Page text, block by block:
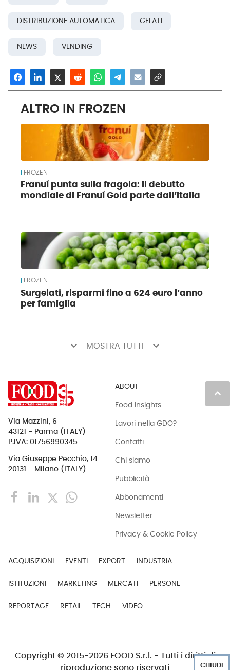
DISTRIBUZIONE AUTOMATICA GELATI
NEWS VENDING
ALTRO IN FROZEN
FROZEN
Franuí punta sulla fragola: il debutto
mondiale di Franuí Gold parte dall’Italia
FROZEN
Surgelati, risparmi fino a 624 euro l’anno
per famiglia
keyboard_arrow_down MOSTRA TUTTI keyboard_arrow_down
keyboard_arrow_up
Via Mazzini, 6
43121 - Parma (ITALY)
P.IVA: 01756990345
Via Giuseppe Pecchio, 14
20131 - Milano (ITALY)
ABOUT
Food Insights
Lavori nella GDO?
Contatti
Chi siamo
Pubblicità
Abbonamenti
Newsletter
Privacy & Cookie Policy
ACQUISIZIONI EVENTI EXPORT INDUSTRIA
ISTITUZIONI MARKETING MERCATI PERSONE
REPORTAGE RETAIL TECH VIDEO
Copyright © 2015-2026 FOOD S.r.l. - Tutti i diritti di
riproduzione sono riservati
CHIUDI